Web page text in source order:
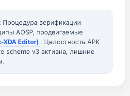
Процедура верификации
AOSP, продвигаемые
XDA Editor) . Целостность APK
scheme v3 активна, лишние